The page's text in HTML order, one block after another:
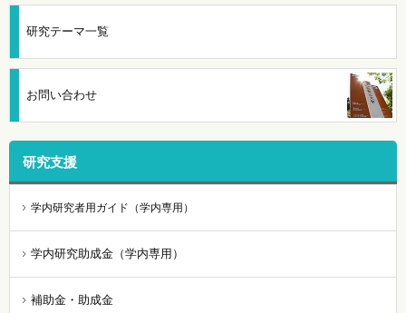
研究テーマ一覧
お問い合わせ
研究支援
学内研究者用ガイド（学内専用）
学内研究助成金（学内専用）
補助金・助成金